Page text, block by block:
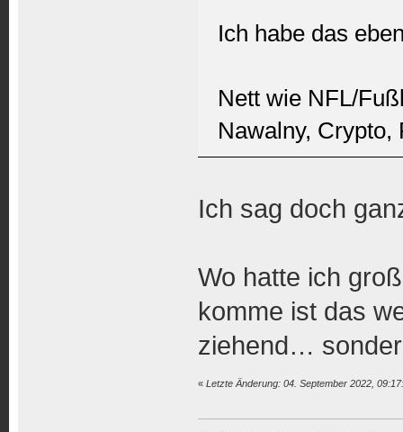
Ich habe das
Nett wie NFL/
Nawalny, Crypto,
Ich sag doch
Wo hatte ich
komme ist das
ziehend…
« Letzte Änderung: 04. September 2022,